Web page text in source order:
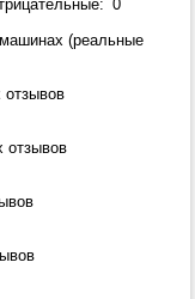
0
(реальные
отзывов
отзывов